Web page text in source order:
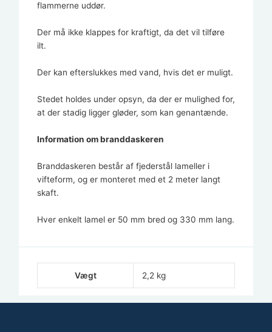
flammerne uddør.
Der må ikke klappes for kraftigt, da det vil tilføre
ilt.
Der kan efterslukkes med vand, hvis det er muligt.
Stedet holdes under opsyn, da der er mulighed for,
at der stadig ligger gløder, som kan genantænde.
Information om branddaskeren
Branddaskeren består af fjederstål lameller i
vifteform, og er monteret med et 2 meter langt
skaft.
Hver enkelt lamel er 50 mm bred og 330 mm lang.
Vægt 2,2 kg